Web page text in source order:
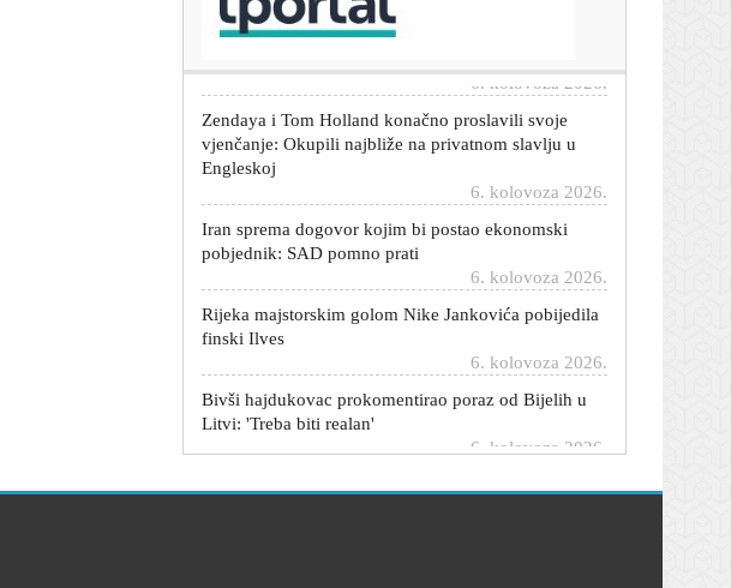
porasla je za 622 posto
Zendaya i Tom Holland konačno proslavili svoje
vjenčanje: Okupili najbliže na privatnom slavlju u
Engleskoj
6. kolovoza 2026.
Iran sprema dogovor kojim bi postao ekonomski
pobjednik: SAD pomno prati
6. kolovoza 2026.
Rijeka majstorskim golom Nike Jankovića pobijedila
finski Ilves
6. kolovoza 2026.
Litvi: 'Treba biti realan'
6. kolovoza 2026.
Stuttgarta?